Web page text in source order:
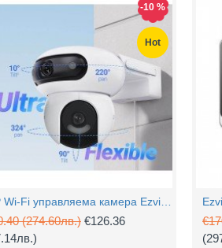
с Винт
(1.20лв.)
Купи
€0.61
Купи
Hot
-10 %
(274.60лв.) €126.36